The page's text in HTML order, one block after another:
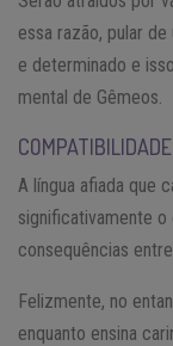
essa razão, pular
e determinado e
mental de Gêmeos.
A língua afiada que
significativamente
consequências
Felizmente, no
enquanto ensina